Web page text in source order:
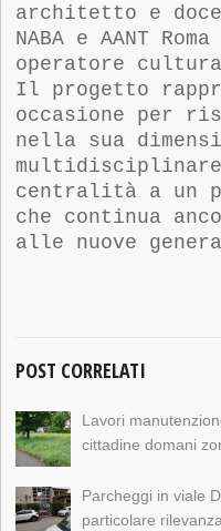
architetto e d
NABA e AANT
operatore
Il progetto
occasione per
nella sua
centralità a un
che continua
alle nuove
POST CORRELATI
Lavori
cittadine domani
Parcheggi in viale
particolare